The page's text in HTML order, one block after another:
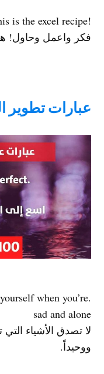
!Think, work, and try! This is the excel recipe
فكر واعمل وحاول!
عبارات تطوير
when you’re
sad and alone
لا تصدق الأشياء
ووحيداً.